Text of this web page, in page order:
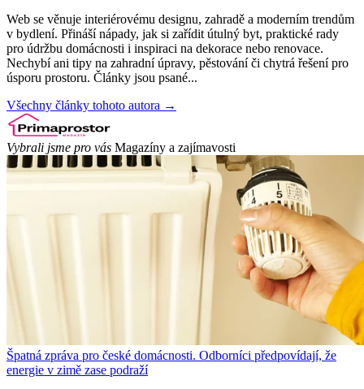
Web se věnuje interiérovému designu, zahradě a moderním trendům
v bydlení. Přináší nápady, jak si zařídit útulný byt, praktické rady
pro údržbu domácnosti i inspiraci na dekorace nebo renovace.
Nechybí ani tipy na zahradní úpravy, pěstování či chytrá řešení pro
úsporu prostoru. Články jsou psané...
Všechny články tohoto autora →
Vybrali jsme pro vás Magazíny a zajímavosti
Špatná zpráva pro české domácnosti. Odborníci předpovídají, že
energie v zimě zase podraží